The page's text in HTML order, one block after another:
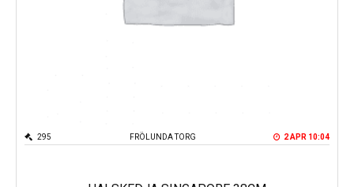
FRÖLUNDA TORG
295 2 APR 10:04